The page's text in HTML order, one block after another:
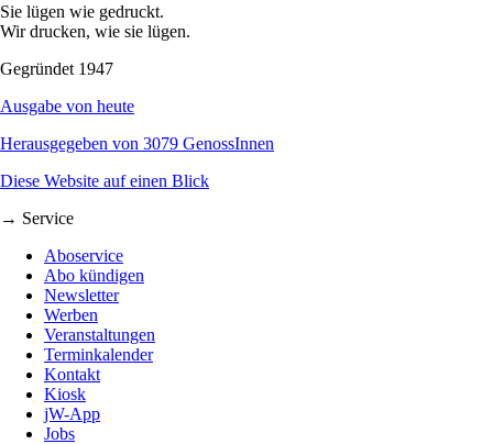
Sie lügen wie gedruckt.
Wir drucken, wie sie lügen.
Gegründet 1947
Ausgabe von heute
Herausgegeben von 3079 GenossInnen
Diese Website auf einen Blick
→ Service
Aboservice
Abo kündigen
Newsletter
Werben
Veranstaltungen
Terminkalender
Kontakt
Kiosk
jW-App
Jobs